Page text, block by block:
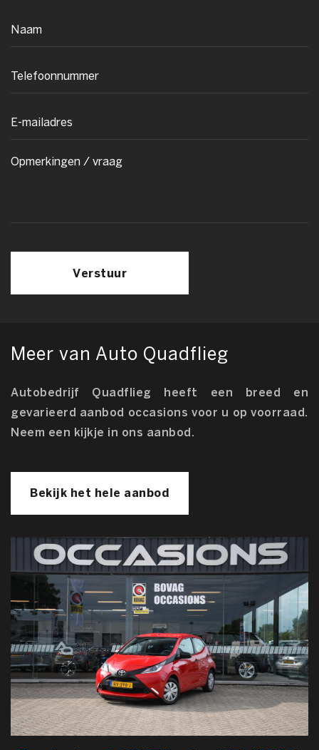
Verstuur
Meer van Auto Quadflieg
Autobedrijf Quadflieg heeft een breed en
gevarieerd aanbod occasions voor u op voorraad.
Neem een kijkje in ons aanbod.
Bekijk het hele aanbod